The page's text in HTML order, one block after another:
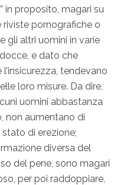
in proposito, magari su
pornografiche o
gli altri uomini in varie
e dato che
l’insicurezza, tendevano
loro misure. Da dire,
uomini abbastanza
non aumentano di
di erezione;
diversa del
del pene, sono magari
per poi raddoppiare,